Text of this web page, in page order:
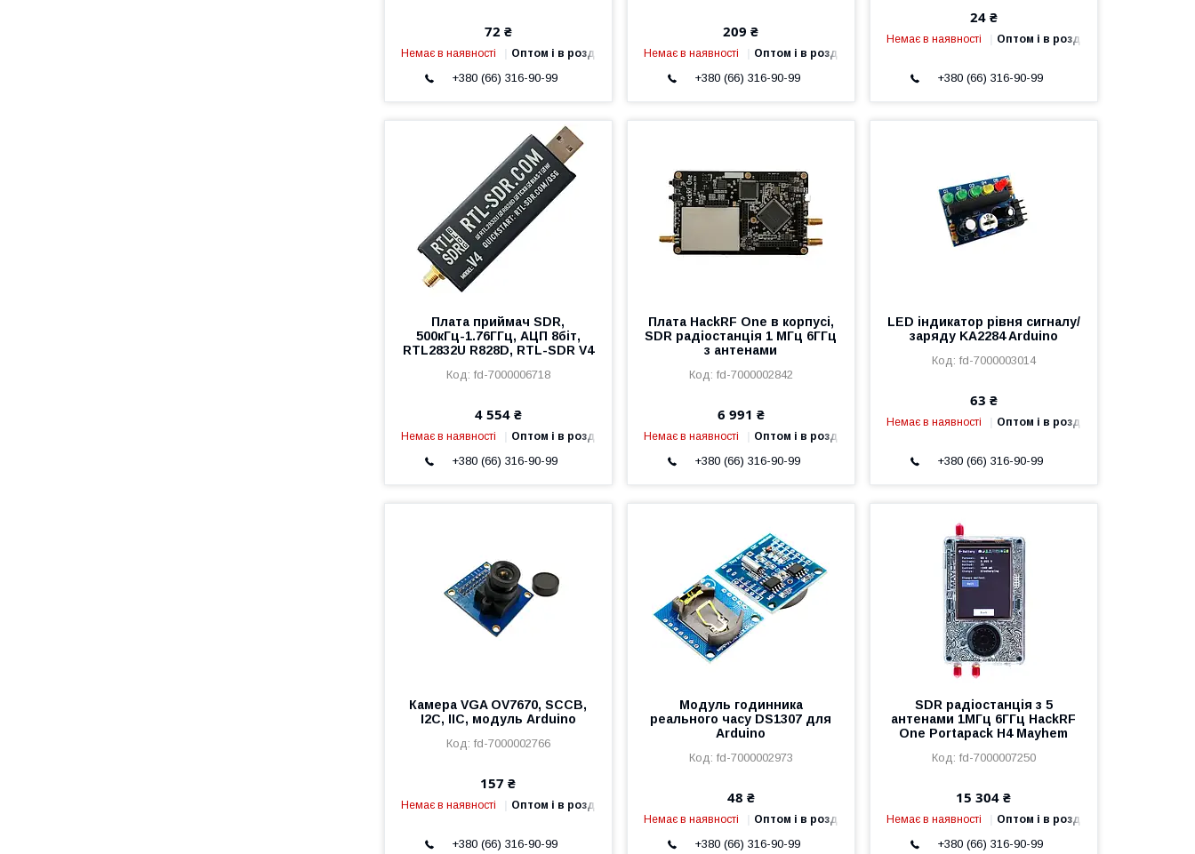
72 ₴
Немає в наявності Оптом і в роздріб
+380 (66) 316-90-99
209 ₴
Немає в наявності Оптом і в роздріб
+380 (66) 316-90-99
24 ₴
Немає в наявності Оптом і в роздріб
+380 (66) 316-90-99
Плата приймач SDR,
500кГц-1.76ГГц, АЦП 8біт,
RTL2832U R828D, RTL-SDR V4
fd-7000006718
4 554 ₴
Немає в наявності Оптом і в роздріб
+380 (66) 316-90-99
Плата HackRF One в корпусі,
SDR радіостанція 1 МГц 6ГГц
з антенами
fd-7000002842
6 991 ₴
Немає в наявності Оптом і в роздріб
+380 (66) 316-90-99
LED індикатор рівня сигналу/
заряду KA2284 Arduino
fd-7000003014
63 ₴
Немає в наявності Оптом і в роздріб
+380 (66) 316-90-99
Камера VGA OV7670, SCCB,
I2C, IIC, модуль Arduino
fd-7000002766
157 ₴
Немає в наявності Оптом і в роздріб
+380 (66) 316-90-99
Модуль годинника
реального часу DS1307 для
Arduino
fd-7000002973
48 ₴
Немає в наявності Оптом і в роздріб
+380 (66) 316-90-99
SDR радіостанція з 5
антенами 1МГц 6ГГц HackRF
One Portapack H4 Mayhem
fd-7000007250
15 304 ₴
Немає в наявності Оптом і в роздріб
+380 (66) 316-90-99